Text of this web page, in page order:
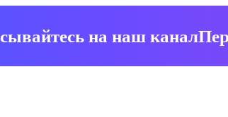
на наш канал